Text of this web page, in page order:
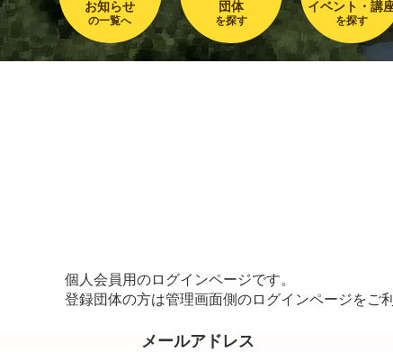
お知らせ
の一覧へ
団体
を探す
イベント・講
を探す
個人会員用のログインページです。
登録団体の方は管理画面側のログインページをご
メールアドレス